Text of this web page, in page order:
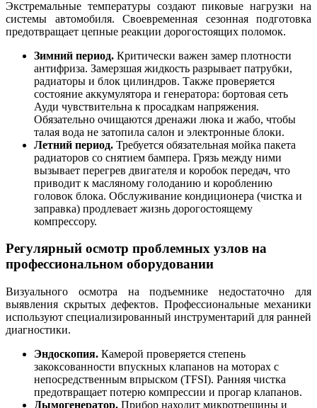
Экстремальные температуры создают пиковые нагрузки на
системы автомобиля. Своевременная сезонная подготовка
предотвращает цепные реакции дорогостоящих поломок.
Зимний период. Критически важен замер плотности
антифриза. Замерзшая жидкость разрывает патрубки,
радиаторы и блок цилиндров. Также проверяется
состояние аккумулятора и генератора: бортовая сеть
Ауди чувствительна к просадкам напряжения.
Обязательно очищаются дренажи люка и жабо, чтобы
талая вода не затопила салон и электронные блоки.
Летний период. Требуется обязательная мойка пакета
радиаторов со снятием бампера. Грязь между ними
вызывает перегрев двигателя и коробок передач, что
приводит к масляному голоданию и короблению
головок блока. Обслуживание кондиционера (чистка и
заправка) продлевает жизнь дорогостоящему
компрессору.
Регулярный осмотр проблемных узлов на
профессиональном оборудовании
Визуального осмотра на подъемнике недостаточно для
выявления скрытых дефектов. Профессиональные механики
используют специализированный инструментарий для ранней
диагностики.
Эндоскопия. Камерой проверяется степень
закоксованности впускных клапанов на моторах с
непосредственным впрыском (TFSI). Ранняя чистка
предотвращает потерю компрессии и прогар клапанов.
Дымогенератор. Прибор находит микротрещины и